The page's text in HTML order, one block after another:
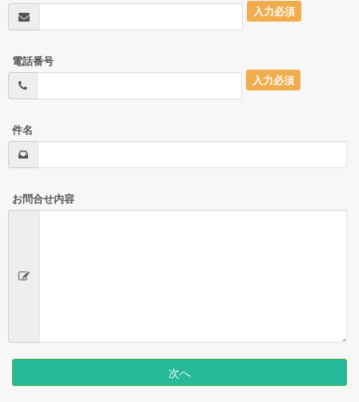
入力必須
電話番号
入力必須
件名
お問合せ内容
次へ